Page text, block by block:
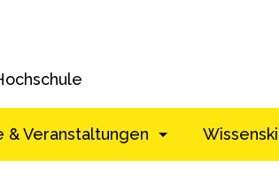
& Veranstaltungen